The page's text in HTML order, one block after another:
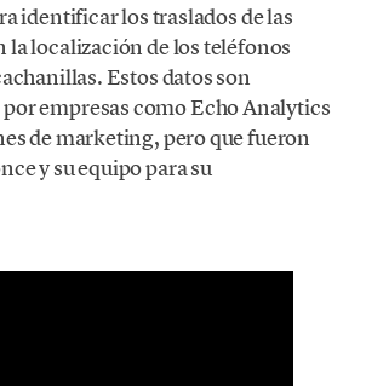
identificar los traslados de las
la localización de los teléfonos
Estos datos son
empresas como Echo Analytics
de marketing, pero que fueron
y su equipo para su